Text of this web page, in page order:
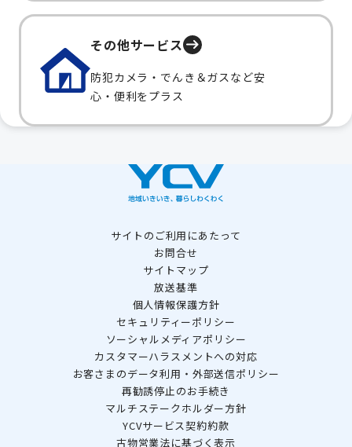
その他サービス
防犯カメラ・でんき＆ガスなど安
心・便利をプラス
サイトのご利用にあたって
お問合せ
サイトマップ
放送基準
個人情報保護方針
セキュリティーポリシー
ソーシャルメディアポリシー
カスタマーハラスメントへの対応
お客さまのデータ利用・外部送信ポリシー
再勧誘停止のお手続き
マルチステークホルダー方針
YCVサービス契約約款
古物営業法に基づく表示